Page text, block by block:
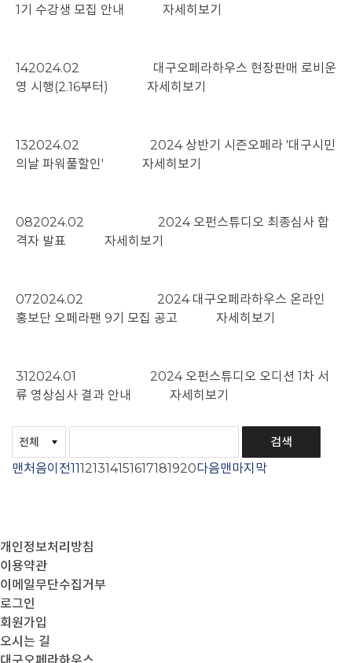
1기 수강생 모집 안내
자세히보기
142024.02
대구오페라하우스 현장판매 로비운
영 시행(2.16부터)
자세히보기
132024.02
​​​​​​​2024 상반기 시즌오페라 '대구시민
의날 파워풀할인'
자세히보기
082024.02
2024 오펀스튜디오 최종심사 합
격자 발표
자세히보기
072024.02
2024 대구오페라하우스 온라인
홍보단 오페라팬 9기 모집 공고
자세히보기
312024.01
2024 오펀스튜디오 오디션 1차 서
류 영상심사 결과 안내
자세히보기
맨처음이전11121314151617181920다음맨마지막
개인정보처리방침
이용약관
이메일무단수집거부
로그인
회원가입
오시는 길